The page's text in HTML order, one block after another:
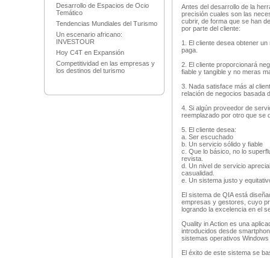
Desarrollo de Espacios de Ocio
Temático
Tendencias Mundiales del Turismo
Un escenario africano:
INVESTOUR
Hoy C4T en Expansión
Competitividad en las empresas y
los destinos del turismo
Antes del desarrollo de la
precisión cuales son las
cubrir, de forma que se han
por parte del cliente:
1. El cliente desea obtener
paga.
2. El cliente proporcionará
fiable y tangible y no meras
3. Nada satisface más al
relación de negocios basada
4. Si algún proveedor de
reemplazado por otro que se
5. El cliente desea:
a. Ser escuchado
b. Un servicio sólido y fiable
c. Que lo básico, no lo
revista.
d. Un nivel de servicio
casualidad.
e. Un sistema justo y
El sistema de QIA está
empresas y gestores, cuyo
logrando la excelencia en el
Quality in Action es una
introducidos desde
sistemas operativos
El éxito de este sistema se